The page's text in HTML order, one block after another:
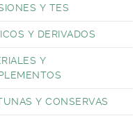
Y TES
Y DERIVADOS
Y
Y CONSERVAS